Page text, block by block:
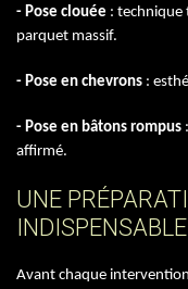
- Pose clouée : technique
parquet massif.
- Pose en chevrons :
- Pose en bâtons rompus
affirmé.
UNE
INDISPENSABLE
Avant chaque